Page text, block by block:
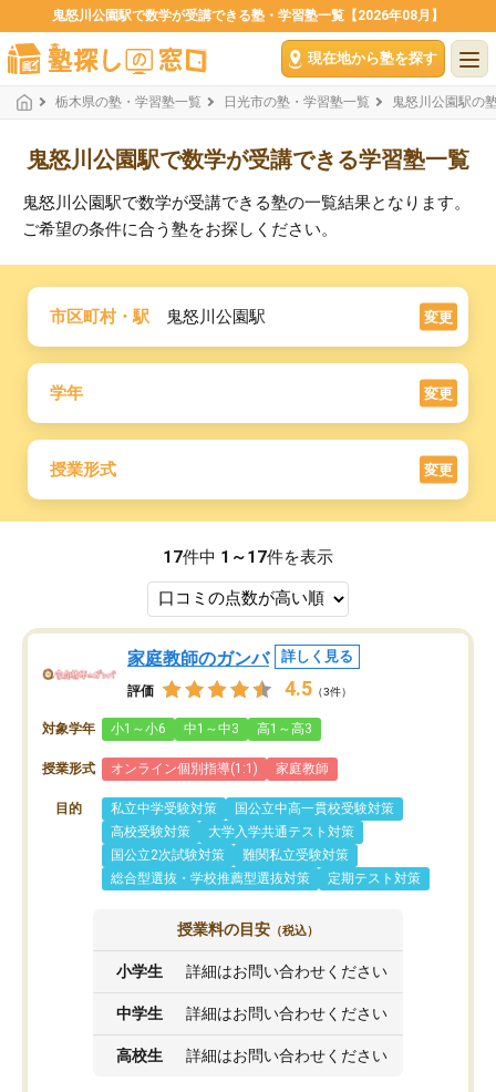
鬼怒川公園駅で数学が受講できる塾・学習塾一覧【2026年08月】
現在地から塾を探す
栃木県の塾・学習塾一覧 日光市の塾・学習塾一覧 鬼怒川公園駅の
鬼怒川公園駅で数学が受講できる学習塾一覧
鬼怒川公園駅で数学が受講できる塾の一覧結果となります。
ご希望の条件に合う塾をお探しください。
市区町村・駅 鬼怒川公園駅 変更
学年 変更
授業形式 変更
17件中 1～17件を表示
家庭教師のガンバ 詳しく見る
評価 4.5 （3件）
対象学年 小1～小6 中1～中3 高1～高3
授業形式 オンライン個別指導(1:1) 家庭教師
目的 私立中学受験対策
国公立中高一貫校受験対策
高校受験対策
大学入学共通テスト対策
国公立2次試験対策
難関私立受験対策
総合型選抜・学校推薦型選抜対策
定期テスト対策
授業料の目安 （税込）
小学生 詳細はお問い合わせください
中学生 詳細はお問い合わせください
高校生 詳細はお問い合わせください